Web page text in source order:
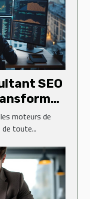
SEO
moteurs de
toute...